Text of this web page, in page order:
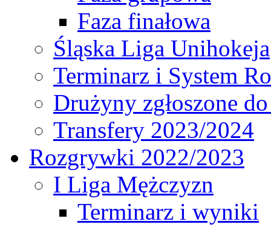
Faza finałowa
Śląska Liga Unihokeja
Terminarz i System
Drużyny zgłoszone
Transfery 2023/2024
Rozgrywki 2022/2023
I Liga Mężczyzn
Terminarz i wyniki